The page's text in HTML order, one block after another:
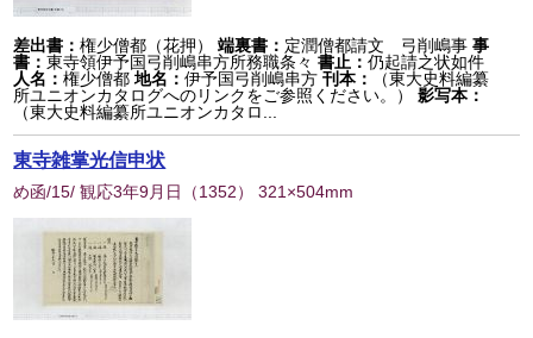
差出書：権少僧都（花押） 端裏書： 定潤僧都請文 弓削嶋事 事
書：東寺領伊予国弓削嶋串方所務職条々 書止：仍起請之状如件
人名：権少僧都 地名：伊予国弓削嶋串方 刊本：
（東大史料編纂
所ユニオンカタログへのリンクをご参照ください。）
影写本：
（東大史料編纂所ユニオンカタロ...
東寺雑掌光信申状
め函/15/ 観応3年9月日 （1352） 321×504mm